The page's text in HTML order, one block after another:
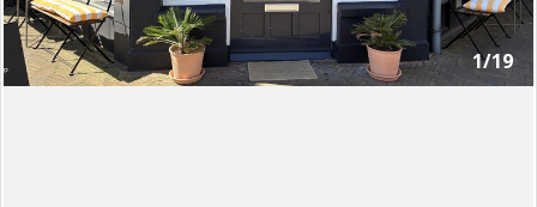
Registreren
Login
1/19